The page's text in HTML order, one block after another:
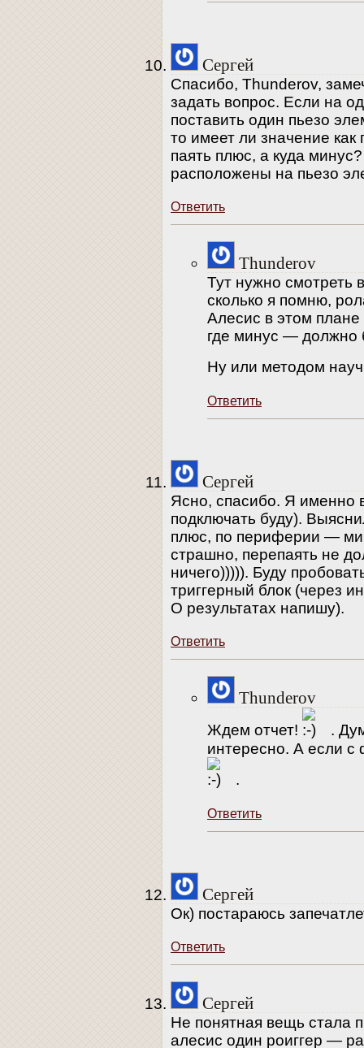
Сергей
Спасибо, Thunderov,
задать вопрос. Если на
поставить один пьезо
то имеет ли значение как
паять плюс, а куда
расположены на пьезо
Ответить
Thunderov
Тут нужно смотреть
сколько я помню,
Алесис в этом
где минус — должно
Ну или методом
Ответить
Сергей
Ясно, спасибо. Я именно
подключать буду).
плюс, по периферии —
страшно, перепаять не
ничего))))). Буду
триггерный блок (через
О результатах напишу).
Ответить
Thunderov
Ждем отчет!
.
интересно. А если
.
Ответить
Сергей
Ок) постараюсь
Ответить
Сергей
Не понятная вещь стала
алесис один роиггер —